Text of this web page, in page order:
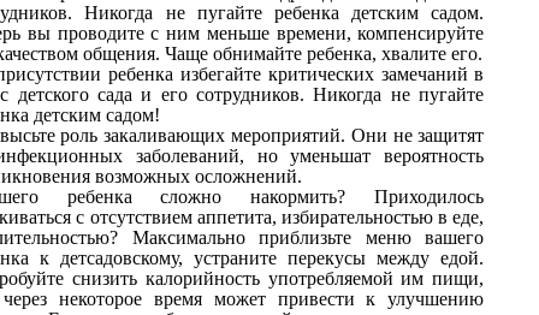
Никогда не пугайте ребенка детским садом.
вы проводите с ним меньше времени, компенсируйте
общения. Чаще обнимайте ребенка, хвалите его.
ребенка избегайте критических замечаний в
детского сада и его сотрудников. Никогда не пугайте
детским садом!
роль закаливающих мероприятий. Они не защитят
заболеваний, но уменьшат вероятность
возможных осложнений.
ребенка сложно накормить? Приходилось
с отсутствием аппетита, избирательностью в еде,
Максимально приблизьте меню вашего
к детсадовскому, устраните перекусы между едой.
снизить калорийность употребляемой им пищи,
некоторое время может привести к улучшению